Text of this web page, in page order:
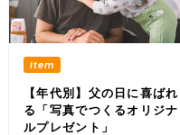
【年代別】父の日に喜ばれ
る「写真でつくるオリジナ
ルプレゼント」